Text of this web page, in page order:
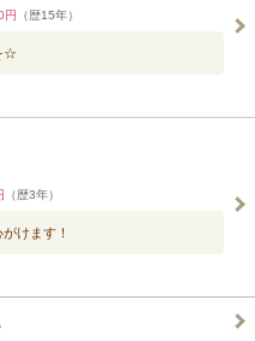
（歴15年）
☆
（歴3年）
けます！